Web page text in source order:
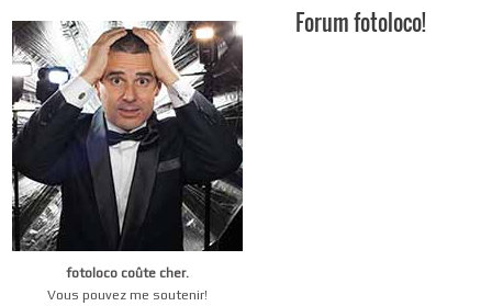
fotoloco coûte cher.
Vous pouvez me soutenir!
Forum fotoloco!